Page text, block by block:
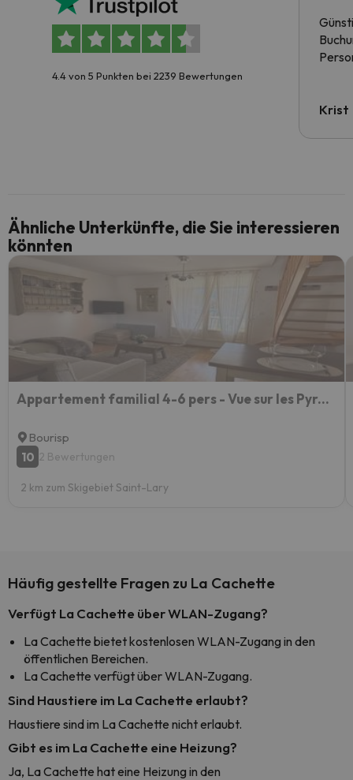
4.4 von 5 Punkten bei 2239 Bewertungen
Krist
Ähnliche Unterkünfte, die Sie interessieren
könnten
Appartement familial 4-6 pers - Vue sur les Pyrénées
Bourisp
10 2 Bewertungen
2 km zum Skigebiet Saint-Lary
Häufig gestellte Fragen zu La Cachette
Verfügt La Cachette über WLAN-Zugang?
La Cachette bietet kostenlosen WLAN-Zugang in den
öffentlichen Bereichen.
La Cachette verfügt über WLAN-Zugang.
Sind Haustiere im La Cachette erlaubt?
Haustiere sind im La Cachette nicht erlaubt.
Gibt es im La Cachette eine Heizung?
Ja, La Cachette hat eine Heizung in den